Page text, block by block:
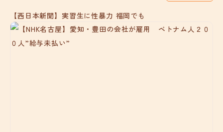
【西日本新聞】実習生に性暴力 福岡でも